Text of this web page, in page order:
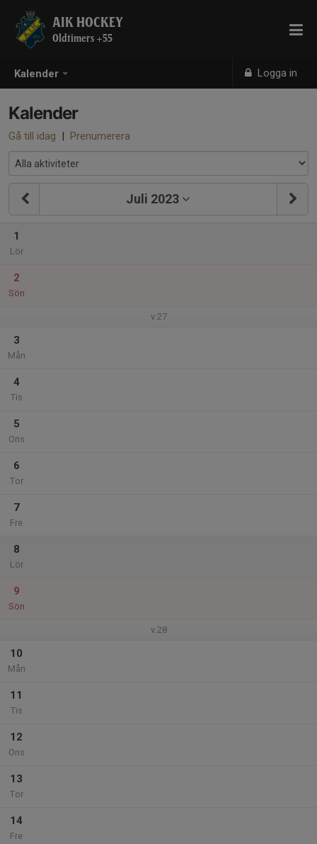
Kalender Logga in
AIK HOCKEY
Oldtimers +55
Kalender
Gå till idag | Prenumerera
Juli 2023
1
Lör
2
Sön
v.27
3
Mån
4
Tis
5
Ons
6
Tor
7
Fre
8
Lör
9
Sön
v.28
10
Mån
11
Tis
12
Ons
13
Tor
14
Fre